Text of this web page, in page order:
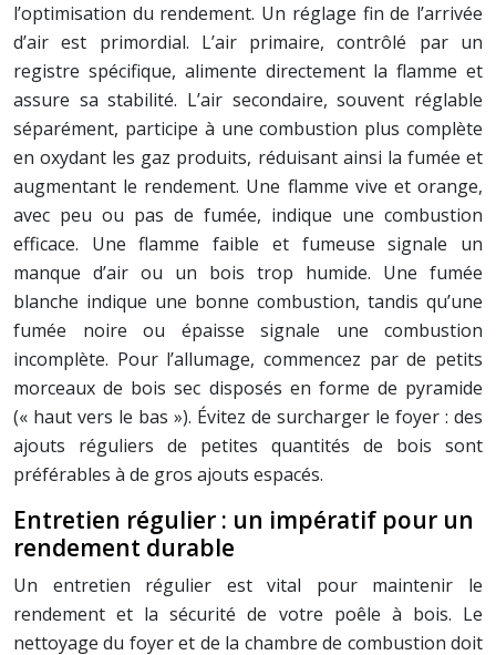
l’optimisation du rendement. Un réglage fin de l’arrivée
d’air est primordial. L’air primaire, contrôlé par un
registre spécifique, alimente directement la flamme et
assure sa stabilité. L’air secondaire, souvent réglable
séparément, participe à une combustion plus complète
en oxydant les gaz produits, réduisant ainsi la fumée et
augmentant le rendement. Une flamme vive et orange,
avec peu ou pas de fumée, indique une combustion
efficace. Une flamme faible et fumeuse signale un
manque d’air ou un bois trop humide. Une fumée
blanche indique une bonne combustion, tandis qu’une
fumée noire ou épaisse signale une combustion
incomplète. Pour l’allumage, commencez par de petits
morceaux de bois sec disposés en forme de pyramide
(« haut vers le bas »). Évitez de surcharger le foyer : des
ajouts réguliers de petites quantités de bois sont
préférables à de gros ajouts espacés.
Entretien régulier : un impératif pour un
rendement durable
Un entretien régulier est vital pour maintenir le
rendement et la sécurité de votre poêle à bois. Le
nettoyage du foyer et de la chambre de combustion doit